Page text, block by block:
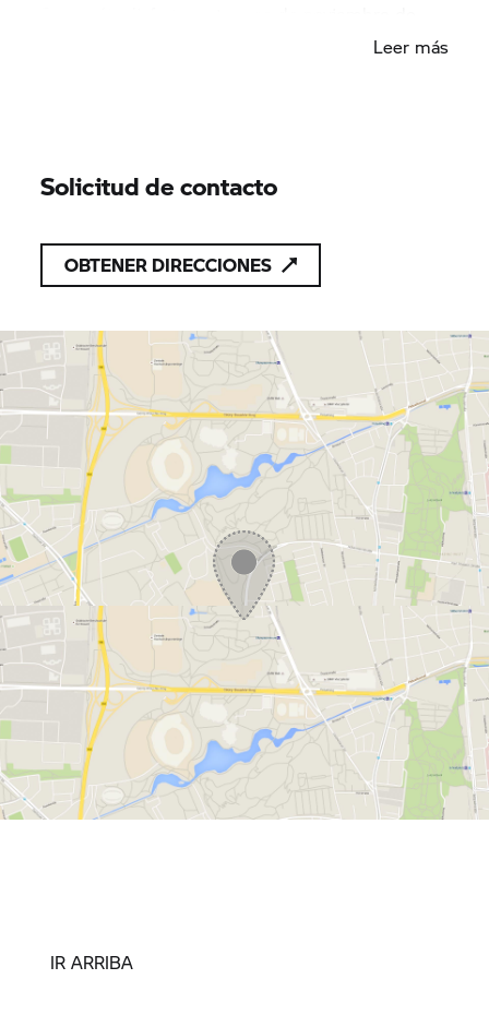
una ruta hacia esta bonita región llena de encanto
INSCRÍBETE YA:
dosrodes@dosrodes.com
Leer más
Solicitud de contacto
OBTENER DIRECCIONES
IR ARRIBA